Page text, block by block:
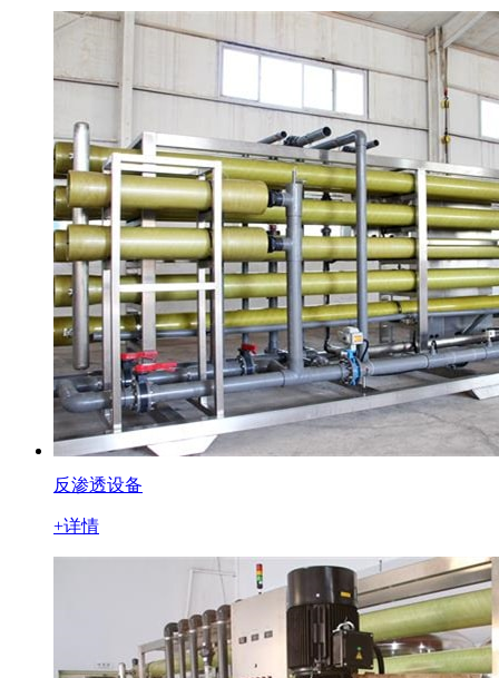
反渗透设备
+详情